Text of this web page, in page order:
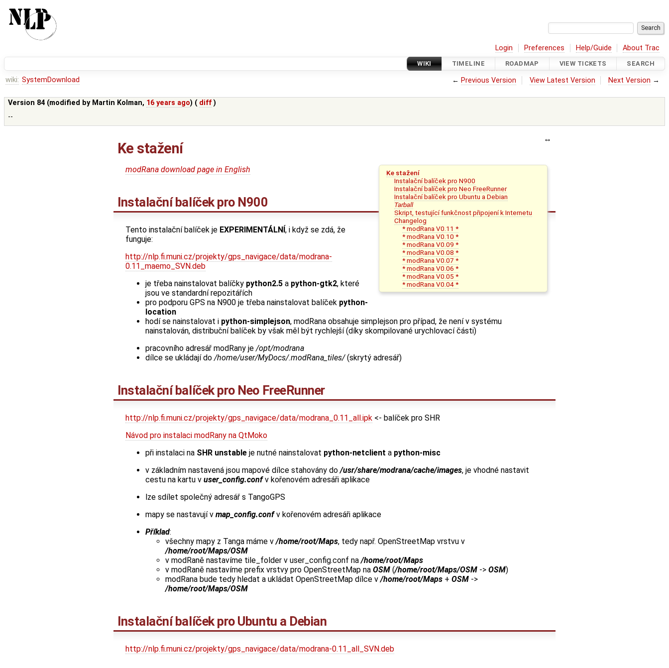
Login Preferences Help/Guide About Trac
WIKI TIMELINE ROADMAP VIEW TICKETS SEARCH
wiki: SystemDownload ← Previous Version View Latest Version Next Version →
Version 84 (modified by Martin Kolman, 16 years ago) ( diff )
--
Ke stažení
Ke stažení
Instalační balíček pro N900
Instalační balíček pro Neo FreeRunner
Instalační balíček pro Ubuntu a Debian
Tarball
Skript, testující funkčnost připojení k Internetu
Changelog
* modRana V0.11 *
* modRana V0.10 *
* modRana V0.09 *
* modRana V0.08 *
* modRana V0.07 *
* modRana V0.06 *
* modRana V0.05 *
* modRana V0.04 *
modRana download page in English
Instalační balíček pro N900
Tento instalační balíček je EXPERIMENTÁLNÍ , i když se zdá, že
funguje:
http://nlp.fi.muni.cz/projekty/gps_navigace/data/modrana-
0.11_maemo_SVN.deb
je třeba nainstalovat balíčky python2.5 a python-gtk2, které
jsou ve standardní repozitářích
pro podporu GPS na N900 je třeba nainstalovat balíček python-
location
hodí se nainstalovat i python-simplejson, modRana obsahuje simplejson pro případ, že není v systému
nainstalován, distribuční balíček by však měl být rychlejší (díky skompilované urychlovací části)
pracovního adresář modRany je/opt/modrana
dílce se ukládají do/home/user/MyDocs/.modRana_tiles/(skrytý adresář)
Instalační balíček pro Neo FreeRunner
http://nlp.fi.muni.cz/projekty/gps_navigace/data/modrana_0.11_all.ipk <- balíček pro SHR
Návod pro instalaci modRany na QtMoko
při instalaci na SHR unstable je nutné nainstalovat python-netclient a python-misc
v základním nastavená jsou mapové dílce stahovány do/usr/share/modrana/cache/images, je vhodné nastavit
cestu na kartu v user_config.confv kořenovém adresáři aplikace
lze sdílet společný adresář s TangoGPS
mapy se nastavují v map_config.confv kořenovém adresáři aplikace
Příklad:
všechny mapy z Tanga máme v/home/root/Maps, tedy např. OpenStreetMap vrstvu v
/home/root/Maps/OSM
v modRaně nastavíme tile_folder v user_config.conf na/home/root/Maps
v modRaně nastavíme prefix vrstvy pro OpenStreetMap na OSM (/home/root/Maps/OSM -> OSM)
modRana bude tedy hledat a ukládat OpenStreetMap dílce v/home/root/Maps + OSM ->
/home/root/Maps/OSM
Instalační balíček pro Ubuntu a Debian
http://nlp.fi.muni.cz/projekty/gps_navigace/data/modrana-0.11_all_SVN.deb